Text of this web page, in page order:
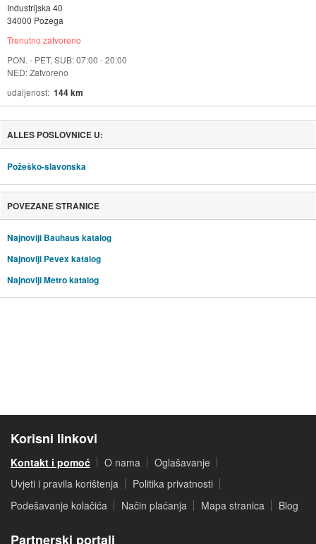
Industrijska 40
34000 Požega
Trenutno zatvoreno
PON. - PET, SUB: 07:00 - 20:00
NED: Zatvoreno
udaljenost 144 km
ALLES POSLOVNICE U:
Požeško-slavonska
POVEZANE STRANICE
Najnoviji Bauhaus katalog
Najnoviji Pevex katalog
Najnoviji Metro katalog
Korisni linkovi
Kontakt i pomoć O nama
Oglašavanje
Uvjeti i pravila korištenja
Politika privatnosti
Podešavanje kolačića
Način plaćanja Mapa stranica Blog
Partnerski portali